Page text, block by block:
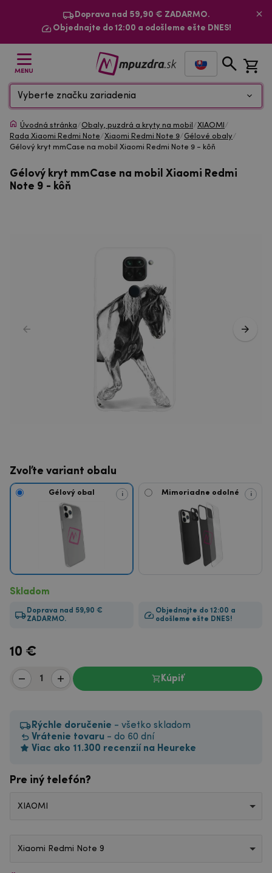
Doprava nad 59,90 € ZADARMO.
Objednajte do 12:00 a odošleme ešte DNES!
MENU
Vyberte značku zariadenia
Úvodná stránka/Obaly, puzdrá a kryty na mobil /XIAOMI /
Rada Xiaomi Redmi Note/Xiaomi Redmi Note 9/Gélové obaly/
Gélový kryt mmCase na mobil Xiaomi Redmi Note 9 - kôň
Gélový kryt mmCase na mobil Xiaomi Redmi
Note 9 - kôň
Zvoľte variant obalu
Gélový obal i Mimoriadne odolné i
Skladom
Doprava nad 59,90 €
ZADARMO.
Objednajte do 12:00 a
odošleme ešte DNES!
10 €
Kúpiť
Rýchle doručenie - všetko skladom
Vrátenie tovaru - do 60 dní
Viac ako 11.300 recenzií na Heureke
Pre iný telefón?
XIAOMI
Xiaomi Redmi Note 9